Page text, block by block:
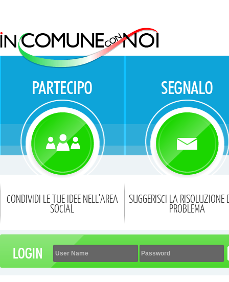
CONDIVIDI LE TUE IDEE NELL'AREA
SOCIAL
SUGGERISCI LA RISOLUZIONE
PROBLEMA